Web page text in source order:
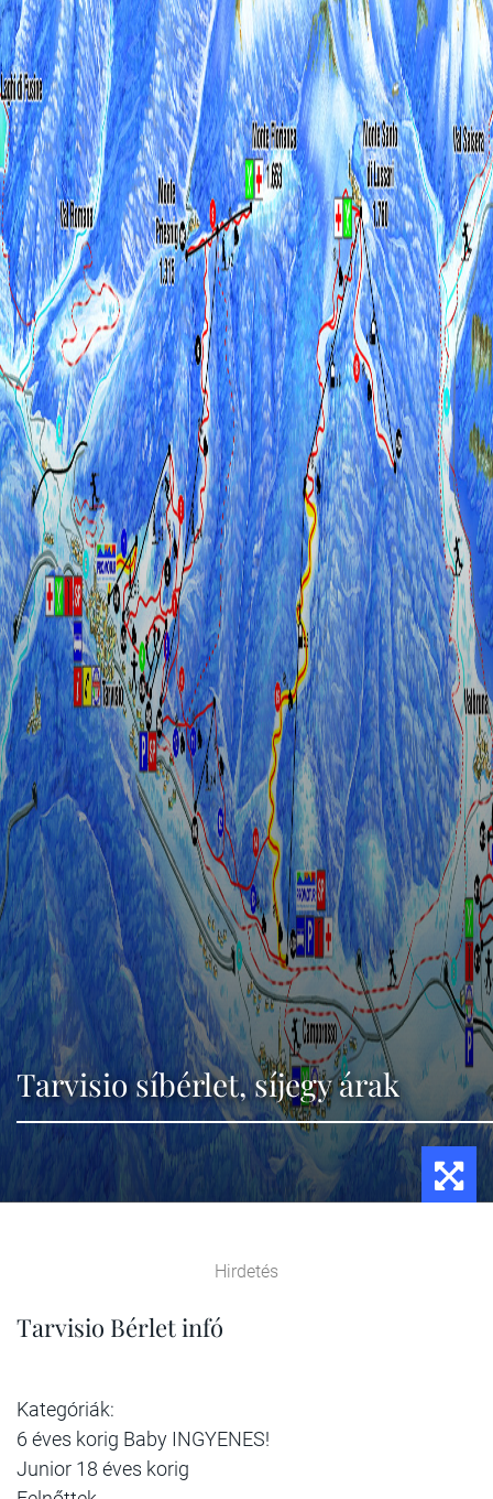
Tarvisio síbérlet, síjegy árak
Hirdetés
Tarvisio Bérlet infó
Kategóriák:
6 éves korig Baby INGYENES!
Junior 18 éves korig